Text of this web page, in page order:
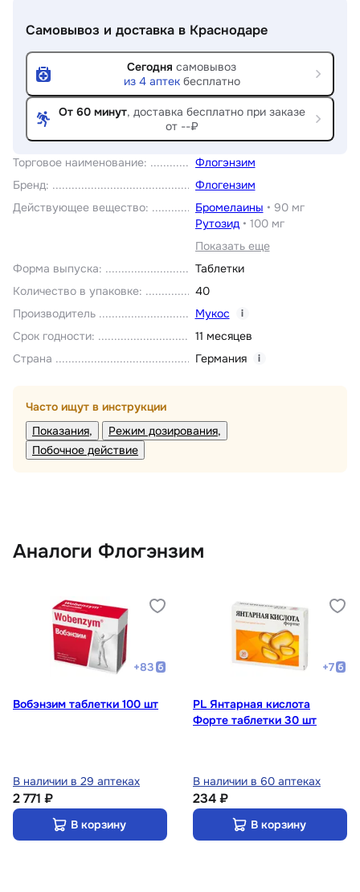
Торговое наименование:
Флогэнзим
Бренд:
Флогензим
Действующее вещество: Бромелаины • 90 мг
Рутозид• 100 мг
Показать еще
Форма выпуска:
Таблетки
Количество в упаковке:
40
Производитель
Мукос i
Срок годности:
11 месяцев
Страна
Германия i
Часто ищут в инструкции
Показания
Режим дозирования
Побочное действие
Самовывоз и доставка в Краснодаре
Сегодня самовывоз
из 4 аптекбесплатно
От 60 минут, доставка бесплатно при заказе
от --₽
Аналоги Флогэнзим
+83
Вобэнзим таблетки 100 шт
В наличии в 29 аптеках
2 771 ₽
В корзину
+7
PL Янтарная кислота
Форте таблетки 30 шт
В наличии в 60 аптеках
234 ₽
В корзину